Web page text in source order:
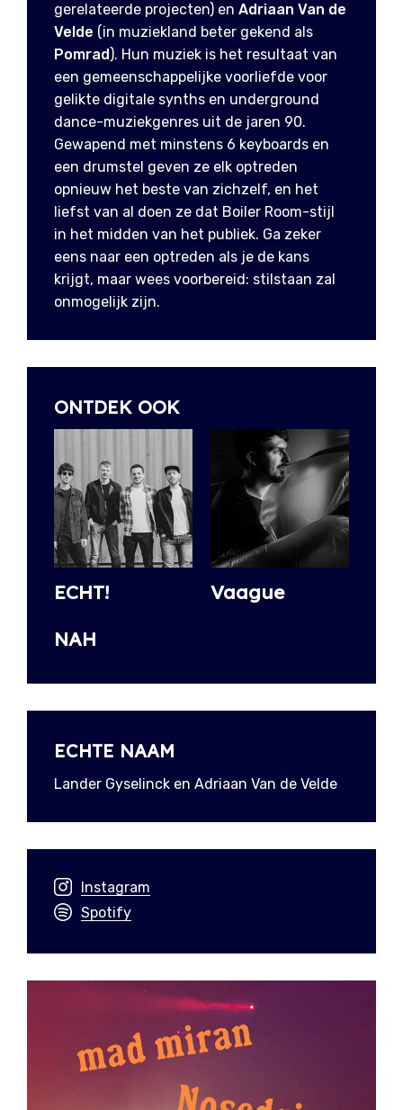
gerelateerde projecten) en Adriaan Van de
Velde (in muziekland beter gekend als
Pomrad ). Hun muziek is het resultaat van
een gemeenschappelijke voorliefde voor
gelikte digitale synths en underground
dance-muziekgenres uit de jaren 90.
Gewapend met minstens 6 keyboards en
een drumstel geven ze elk optreden
opnieuw het beste van zichzelf, en het
liefst van al doen ze dat Boiler Room-stijl
in het midden van het publiek. Ga zeker
eens naar een optreden als je de kans
krijgt, maar wees voorbereid: stilstaan zal
onmogelijk zijn.
ONTDEK OOK
ECHT!
Vaague
NAH
ECHTE NAAM
Lander Gyselinck en Adriaan Van de Velde
Instagram
Spotify